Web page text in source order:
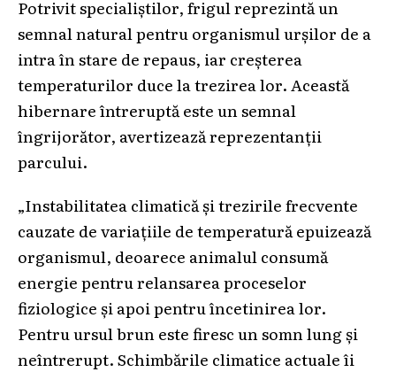
Potrivit specialiștilor, frigul reprezintă un
semnal natural pentru organismul urșilor de a
intra în stare de repaus, iar creșterea
temperaturilor duce la trezirea lor. Această
hibernare întreruptă este un semnal
îngrijorător, avertizează reprezentanții
parcului.
„Instabilitatea climatică și trezirile frecvente
cauzate de variațiile de temperatură epuizează
organismul, deoarece animalul consumă
energie pentru relansarea proceselor
fiziologice și apoi pentru încetinirea lor.
Pentru ursul brun este firesc un somn lung și
neîntrerupt. Schimbările climatice actuale îi